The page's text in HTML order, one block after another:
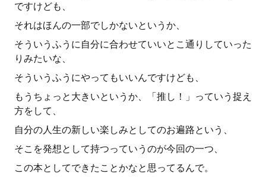
ですけども、
それはほんの一部でしかないというか、
そういうふうに自分に合わせていいとこ通りしていった
りみたいな、
そういうふうにやってもいいんですけども、
もうちょっと大きいというか、「推し！」っていう捉え
方をして、
自分の人生の新しい楽しみとしてのお遍路という、
そこを発想として持つっていうのが今回の一つ、
この本としてできたことかなと思ってるんで。